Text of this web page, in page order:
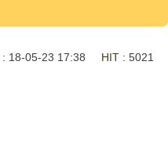
: 18-05-23 17:38 HIT : 5021